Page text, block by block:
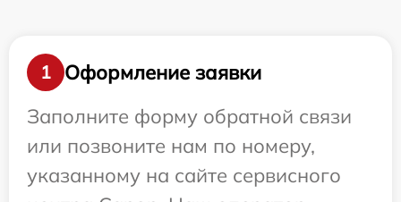
1
Оформление заявки
Заполните форму обратной связи
или позвоните нам по номеру,
указанному на сайте сервисного